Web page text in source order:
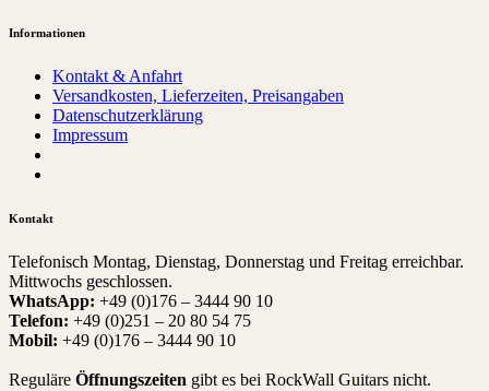
Informationen
Kontakt & Anfahrt
Versandkosten, Lieferzeiten, Preisangaben
Datenschutzerklärung
Impressum
Kontakt
Telefonisch Montag, Dienstag, Donnerstag und Freitag erreichbar.
Mittwochs geschlossen.
WhatsApp: +49 (0)176 – 3444 90 10
Telefon: +49 (0)251 – 20 80 54 75
Mobil: +49 (0)176 – 3444 90 10
Reguläre Öffnungszeiten gibt es bei RockWall Guitars nicht.